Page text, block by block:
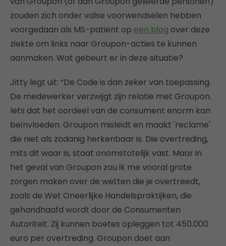
zouden zich onder valse voorwendselen hebben
voorgedaan als MS-patiënt op een blog over deze
ziekte om links naar Groupon-acties te kunnen
aanmaken. Wat gebeurt er in deze situatie?
Jitty legt uit: “De Code is dan zeker van toepassing.
De medewerker verzwijgt zijn relatie met Groupon.
Iets dat het oordeel van de consument enorm kan
beïnvloeden. Groupon misleidt en maakt 'reclame'
die niet als zodanig herkenbaar is. Die overtreding,
mits dit waar is, staat onomstotelijk vast. Maar in
het geval van Groupon zou ik me vooral grote
zorgen maken over de wetten die je overtreedt,
zoals de Wet Oneerlijke Handelspraktijken, die
gehandhaafd wordt door de Consumenten
Autoriteit. Zij kunnen boetes opleggen tot 450.000
euro per overtreding. Groupon doet aan